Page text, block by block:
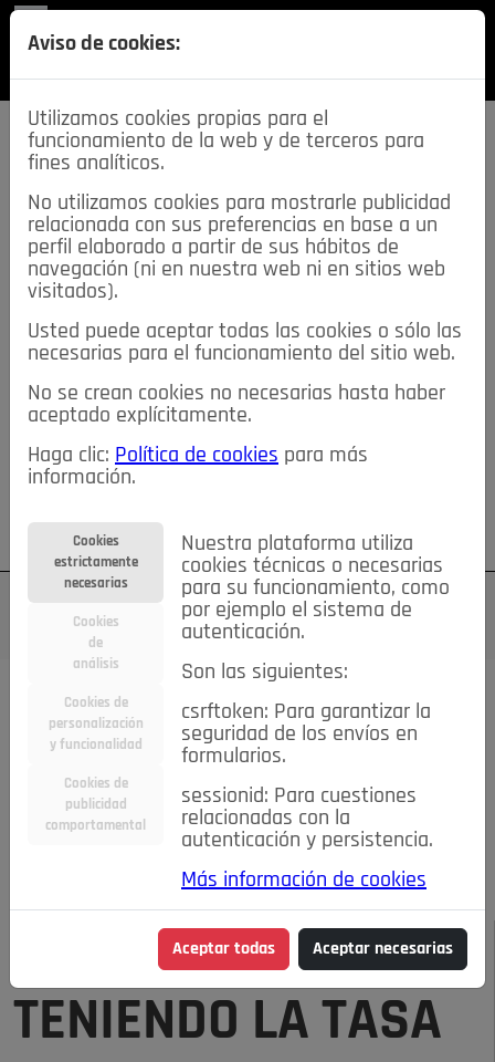
SECCIONES
descarga esta
REVISTA
≡NOTICIAS
NOTICIAS SERVICIOS DE INTERÉS
TABLÓN DE ANUNCIOS MIS ANUNCIOS CONTACTO
NOSOTROS
Su cuenta Regístrese ¿Olvidó su contraseña?
Todas las noticias..
#TePrestoMisOjos Caridad
Ciencia&Tecnología
Economía
Entretenimiento
Estilo de Vida
Internacional
Madrid Opinión IN
Pozuelo de Alarcón
Salud 🔴 En Directo
NOTICIAS
POZUELO SIGUE
TENIENDO LA TASA
Aviso de cookies:
Utilizamos cookies propias para el
funcionamiento de la web y de terceros para
fines analíticos.
No utilizamos cookies para mostrarle publicidad
relacionada con sus preferencias en base a un
perfil elaborado a partir de sus hábitos de
navegación (ni en nuestra web ni en sitios web
visitados).
Usted puede aceptar todas las cookies o sólo las
necesarias para el funcionamiento del sitio web.
No se crean cookies no necesarias hasta haber
aceptado explícitamente.
Haga clic: Política de cookies para más
información.
Cookies
estrictamente
necesarias
Cookies
de
análisis
Cookies de
personalización
y funcionalidad
Cookies de
publicidad
comportamental
Nuestra plataforma utiliza
cookies técnicas o necesarias
para su funcionamiento, como
por ejemplo el sistema de
autenticación.
Son las siguientes:
csrftoken: Para garantizar la
seguridad de los envíos en
formularios.
sessionid: Para cuestiones
relacionadas con la
autenticación y persistencia.
Más información de cookies
Aceptar todas Aceptar necesarias